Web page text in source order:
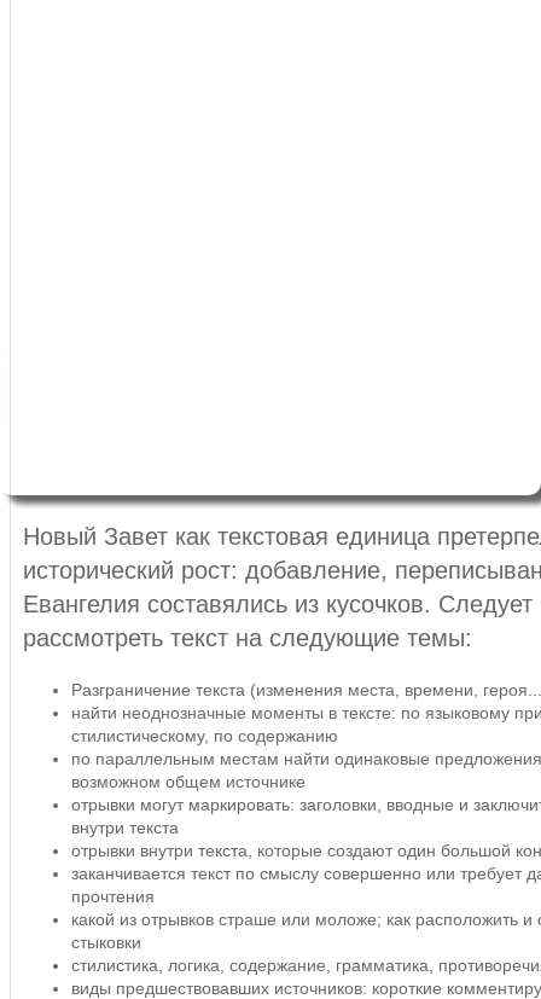
Новый Завет как текстовая единица
исторический рост: добавление,
Евангелия составялись из кусочков. Следует
рассмотреть текст на следующие темы:
Разграничение текста (изменения места, времени,
найти неоднозначные моменты в тексте: по языковому
стилистическому, по содержанию
по параллельным местам найти одинаковые
возможном общем источнике
отрывки могут маркировать: заголовки, вводные и
внутри текста
отрывки внутри текста, которые создают один большой
заканчивается текст по смыслу совершенно или требует
прочтения
какой из отрывков страше или моложе; как расположить и
стыковки
стилистика, логика, содержание, грамматика,
виды предшествовавших источников: короткие